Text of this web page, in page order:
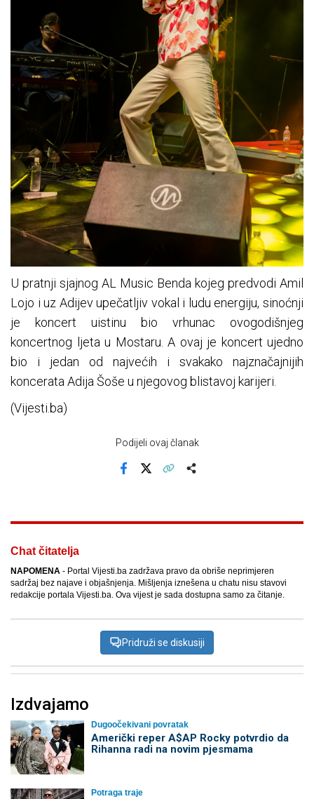
U pratnji sjajnog AL Music Benda kojeg predvodi Amil
Lojo i uz Adijev upečatljiv vokal i ludu energiju, sinoćnji
je koncert uistinu bio vrhunac ovogodišnjeg
koncertnog ljeta u Mostaru. A ovaj je koncert ujedno
bio i jedan od najvećih i svakako najznačajnijih
koncerata Adija Šoše u njegovog blistavoj karijeri.
(Vijesti.ba)
Podijeli ovaj članak
Facebook
Chat čitatelja
NAPOMENA - Portal Vijesti.ba zadržava pravo da obriše neprimjeren
sadržaj bez najave i objašnjenja. Mišljenja iznešena u chatu nisu stavovi
redakcije portala Vijesti.ba. Ova vijest je sada dostupna samo za čitanje.
Pridruži se diskusiji
Izdvajamo
Dugoočekivani povratak
Američki reper A$AP Rocky potvrdio da
Rihanna radi na novim pjesmama
Potraga traje